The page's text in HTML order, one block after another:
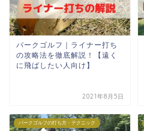
パークゴルフ｜ライナー打ち
の攻略法を徹底解説！【遠く
に飛ばしたい人向け】
2021年8月5日
パークゴルフの打ち方・テクニック